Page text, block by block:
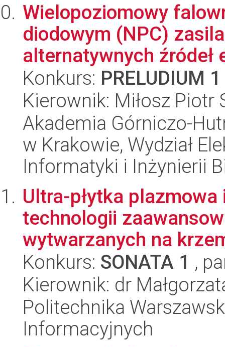
Wielopoziomowy
diodowym (NPC)
alternatywnych źródeł
Konkurs: PRELUDIUM 1
Kierownik: Miłosz Piotr
Akademia Górniczo-
w Krakowie, Wydział
Informatyki i Inżynierii
Ultra-płytka
technologii
wytwarzanych na
Konkurs: SONATA 1 ,
Kierownik: dr
Politechnika
Informacyjnych